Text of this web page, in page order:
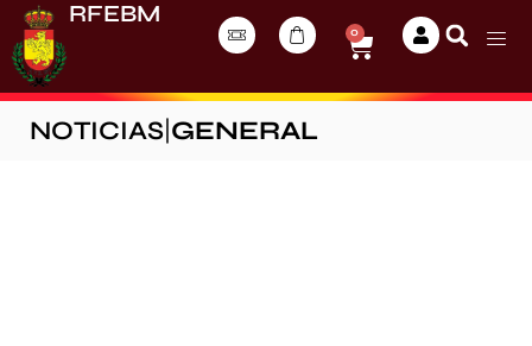
RFEBM
0
NOTICIAS GENERAL